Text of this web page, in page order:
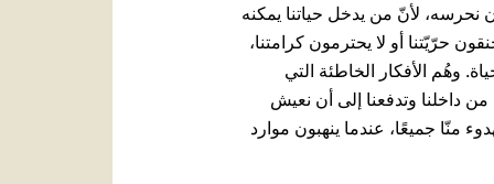
نحرسه، لأنّ من يدخل حياتنا يمكنه
حرّيّتنا أو لا يحترمون كرامتنا،
وهُم الأفكار الخاطئة التي
داخلنا وتدفعنا إلى أن نعيش
منّا جميعًا، عندما ينهبون موارد